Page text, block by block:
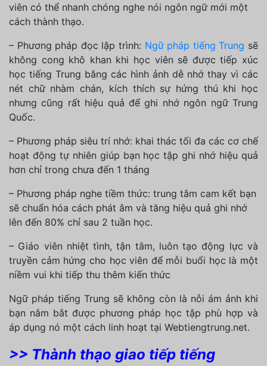
viên có thể nhanh chóng nghe nói ngôn ngữ mới một
cách thành thạo.
– Phương pháp đọc lập trình: Ngữ pháp tiếng Trung sẽ
không cong khô khan khi học viên sẽ được tiếp xúc
học tiếng Trung bằng các hình ảnh dễ nhớ thay vì các
nét chữ nhàm chán, kích thích sự hứng thú khi học
nhưng cũng rất hiệu quả để ghi nhớ ngôn ngữ Trung
Quốc.
– Phương pháp siêu trí nhớ: khai thác tối đa các cơ chế
hoạt động tự nhiên giúp bạn học tập ghi nhớ hiệu quả
hơn chỉ trong chưa đến 1 tháng
– Phương pháp nghe tiềm thức: trung tâm cam kết bạn
sẽ chuẩn hóa cách phát âm và tăng hiệu quả ghi nhớ
lên đến 80% chỉ sau 2 tuần học.
– Giáo viên nhiệt tình, tận tâm, luôn tạo động lực và
truyền cảm hứng cho học viên để mỗi buổi học là một
niềm vui khi tiếp thu thêm kiến thức
Ngữ pháp tiếng Trung sẽ không còn là nỗi ám ảnh khi
bạn nắm bắt được phương pháp học tập phù hợp và
áp dụng nó một cách linh hoạt tại Webtiengtrung.net.
>> Thành thạo giao tiếp tiếng